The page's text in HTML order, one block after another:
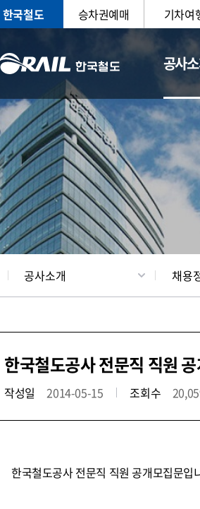
한국철도 승차권예매 기차여
공사
CEO 일반현황
공사소개 채용
한국철도공사 전문직 직원
작성일 2014-05-15 조회수
한국철도공사 전문직 직원 공개모집문입